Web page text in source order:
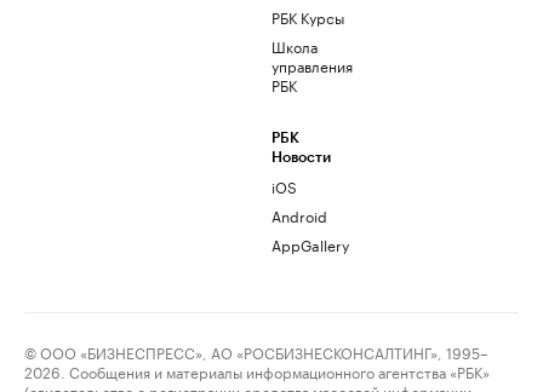
РБК Курсы
Школа
управления
РБК
РБК
Новости
iOS
Android
AppGallery
© ООО «БИЗНЕСПРЕСС», АО «РОСБИЗНЕСКОНСАЛТИНГ», 1995–
2026. Сообщения и материалы информационного агентства «РБК»